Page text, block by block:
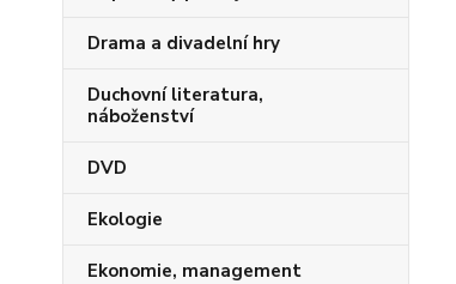
Drama a divadelní hry
Duchovní literatura,
náboženství
DVD
Ekologie
Ekonomie, management